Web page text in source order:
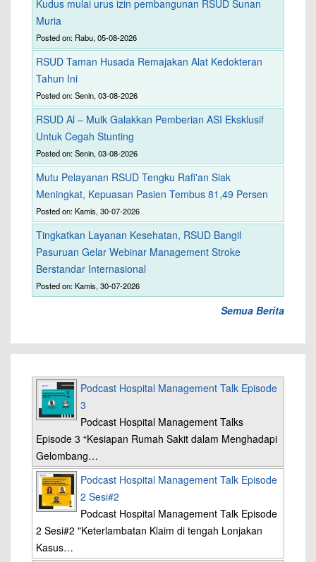
Kudus mulai urus izin pembangunan RSUD Sunan
Muria
Posted on: Rabu, 05-08-2026
RSUD Taman Husada Remajakan Alat Kedokteran
Tahun Ini
Posted on: Senin, 03-08-2026
RSUD Al – Mulk Galakkan Pemberian ASI Eksklusif
Untuk Cegah Stunting
Posted on: Senin, 03-08-2026
Mutu Pelayanan RSUD Tengku Rafi'an Siak
Meningkat, Kepuasan Pasien Tembus 81,49 Persen
Posted on: Kamis, 30-07-2026
Tingkatkan Layanan Kesehatan, RSUD Bangil
Pasuruan Gelar Webinar Management Stroke
Berstandar Internasional
Posted on: Kamis, 30-07-2026
Semua Berita
Podcast Hospital Management Talk Episode
3
Podcast Hospital Management Talks
Episode 3 “Kesiapan Rumah Sakit dalam Menghadapi
Gelombang…
Podcast Hospital Management Talk Episode
2 Sesi#2
Podcast Hospital Management Talk Episode
2 Sesi#2 "Keterlambatan Klaim di tengah Lonjakan
Kasus…